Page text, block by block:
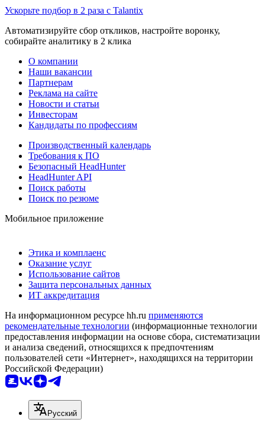
Ускорьте подбор в 2 раза с Talantix
Автоматизируйте сбор откликов, настройте воронку,
собирайте аналитику в 2 клика
О компании
Наши вакансии
Партнерам
Реклама на сайте
Новости и статьи
Инвесторам
Кандидаты по профессиям
Производственный календарь
Требования к ПО
Безопасный HeadHunter
HeadHunter API
Поиск работы
Поиск по резюме
Мобильное приложение
Этика и комплаенс
Оказание услуг
Использование сайтов
Защита персональных данных
ИТ аккредитация
На информационном ресурсе hh.ru применяются
рекомендательные технологии (информационные технологии
предоставления информации на основе сбора, систематизации
и анализа сведений, относящихся к предпочтениям
пользователей сети «Интернет», находящихся на территории
Российской Федерации)
Русский